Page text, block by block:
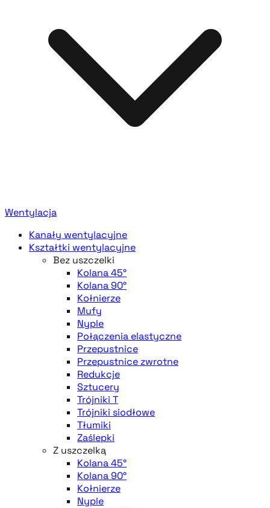
Wentylacja
Kanały wentylacyjne
Kształtki wentylacyjne
Bez uszczelki
Kolana 45°
Kolana 90°
Kołnierze
Mufy
Nyple
Połączenia elastyczne
Przepustnice
Przepustnice zwrotne
Redukcje
Sztucery
Trójniki T
Trójniki siodłowe
Tłumiki
Zaślepki
Z uszczelką
Kolana 45°
Kolana 90°
Kołnierze
Nyple